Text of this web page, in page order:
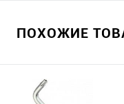
ПОХОЖИЕ